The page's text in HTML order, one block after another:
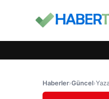
Haberler›Güncel›